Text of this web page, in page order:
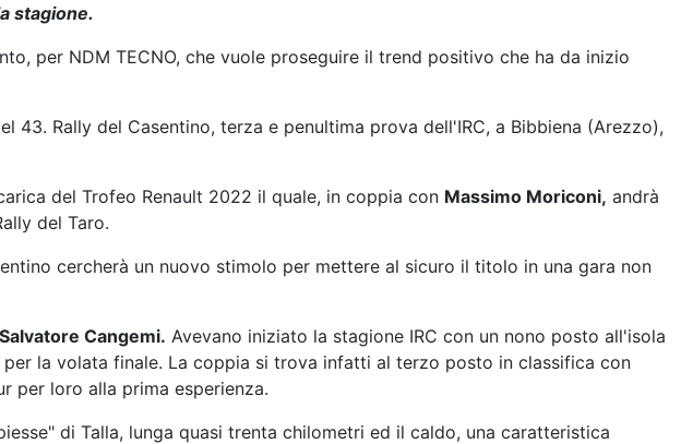
stagione.
per NDM TECNO, che vuole proseguire il trend positivo che ha da inizio
Rally del Casentino, terza e penultima prova dell'IRC, a Bibbiena (Arezzo),
del Trofeo Renault 2022 il quale, in coppia con Massimo Moriconi, andrà
del Taro.
cercherà un nuovo stimolo per mettere al sicuro il titolo in una gara non
Cangemi. Avevano iniziato la stagione IRC con un nono posto all'isola
la volata finale. La coppia si trova infatti al terzo posto in classifica con
per loro alla prima esperienza.
di Talla, lunga quasi trenta chilometri ed il caldo, una caratteristica